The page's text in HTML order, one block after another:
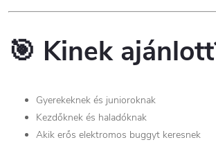
🎯 Kinek
Gyerekeknek és junioroknak
Kezdőknek és haladóknak
Akik erős elektromos buggyt keresnek